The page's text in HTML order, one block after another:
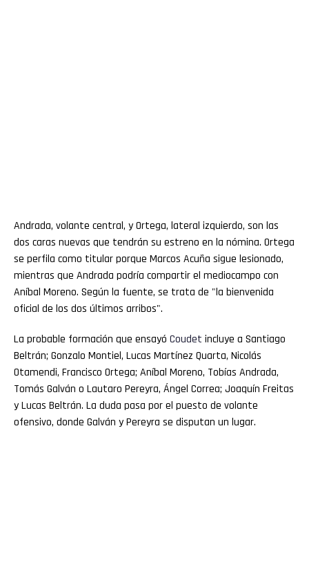
Andrada, volante central, y Ortega, lateral izquierdo, son las
dos caras nuevas que tendrán su estreno en la nómina. Ortega
se perfila como titular porque Marcos Acuña sigue lesionado,
mientras que Andrada podría compartir el mediocampo con
Aníbal Moreno. Según la fuente, se trata de "la bienvenida
oficial de los dos últimos arribos".
La probable formación que ensayó Coudet incluye a Santiago
Beltrán; Gonzalo Montiel, Lucas Martínez Quarta, Nicolás
Otamendi, Francisco Ortega; Aníbal Moreno, Tobías Andrada,
Tomás Galván o Lautaro Pereyra, Ángel Correa; Joaquín Freitas
y Lucas Beltrán. La duda pasa por el puesto de volante
ofensivo, donde Galván y Pereyra se disputan un lugar.